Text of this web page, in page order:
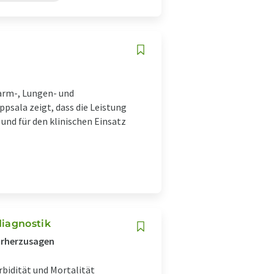
, Lungen- und
zeigt, dass die Leistung
für den klinischen Einsatz
und Mortalität